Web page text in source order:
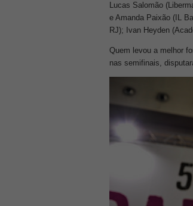
Lucas Salomão
e Amanda Paixão (IL
RJ); Ivan Heyden
Quem levou a melhor
nas semifinais,